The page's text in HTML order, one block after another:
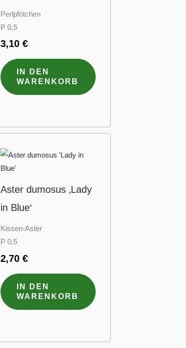
Perlpfötchen
P 0,5
3,10€
IN DEN
WARENKORB
Aster dumosus ‚Lady
in Blue‘
Kissen-Aster
P 0,5
2,70€
IN DEN
WARENKORB